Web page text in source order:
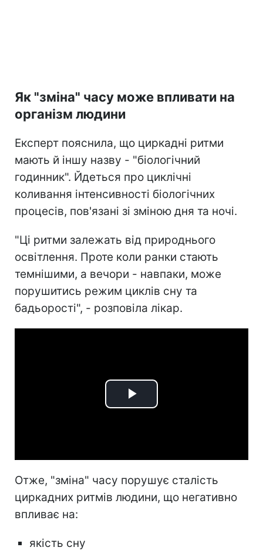
Як "зміна" часу може впливати на
організм людини
Експерт пояснила, що циркадні ритми
мають й іншу назву - "біологічний
годинник". Йдеться про циклічні
коливання інтенсивності біологічних
процесів, пов'язані зі зміною дня та ночі.
"Ці ритми залежать від природнього
освітлення. Проте коли ранки стають
темнішими, а вечори - навпаки, може
порушитись режим циклів сну та
бадьорості", - розповіла лікар.
Play
Отже, "зміна" часу порушує сталість
циркадних ритмів людини, що негативно
впливає на:
якість сну